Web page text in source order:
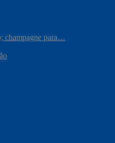
champagne para…